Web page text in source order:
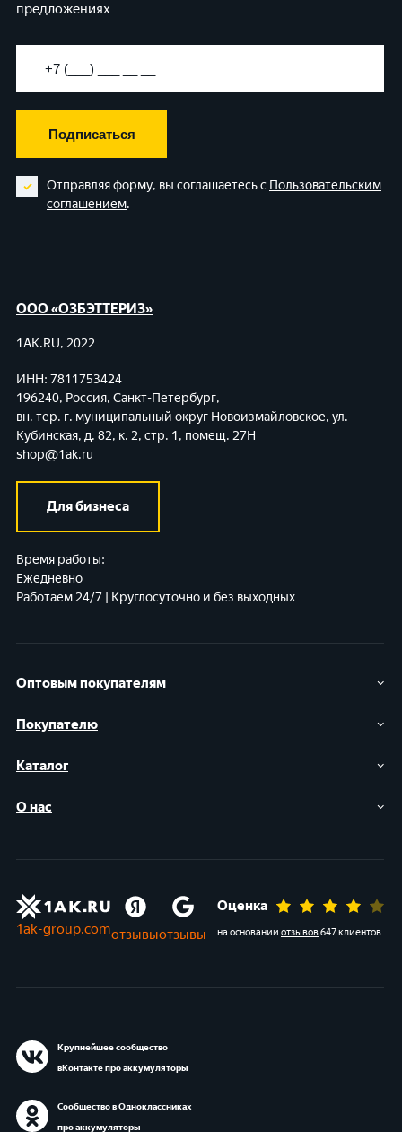
предложениях
Подписаться
Отправляя форму, вы соглашаетесь с Пользовательским
соглашением.
Оптовым покупателям
Покупателю
Каталог
О нас
ООО «ОЗБЭТТЕРИЗ»
1AK.RU, 2022
ИНН: 7811753424
196240, Россия, Санкт-Петербург,
вн. тер. г. муниципальный округ Новоизмайловское, ул.
Кубинская, д. 82, к. 2, стр. 1, помещ. 27Н
shop@1ak.ru
Для бизнеса
Время работы:
Ежедневно
Работаем 24/7 | Круглосуточно и без выходных
1ak-group.comотзывыотзывы
Оценка
на основании отзывов647 клиентов.
Крупнейшее сообщество
вКонтакте про аккумуляторы
Сообщество в Одноклассниках
про аккумуляторы